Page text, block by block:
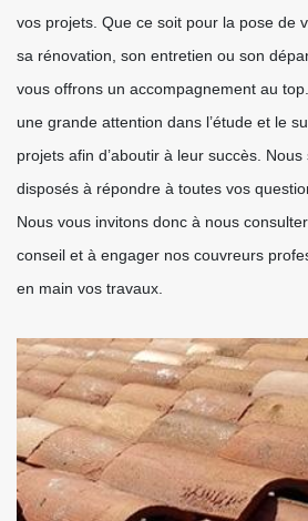
vos projets. Que ce soit pour la pose de
sa rénovation, son entretien ou son
vous offrons un accompagnement au
une grande attention dans l’étude et le
projets afin d’aboutir à leur succès.
disposés à répondre à toutes vos
Nous vous invitons donc à nous
conseil et à engager nos couvreurs
en main vos travaux.